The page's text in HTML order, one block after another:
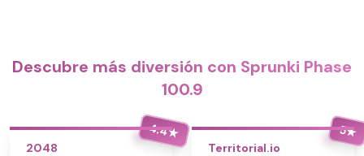
Descubre más diversión con Sprunki Phase
100.9
4.4★
2048
5★
Territorial.io